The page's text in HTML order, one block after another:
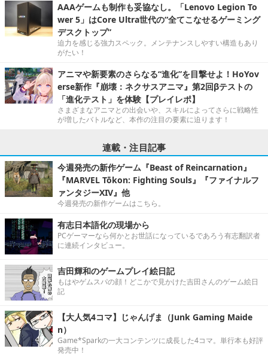
AAAゲームも制作も妥協なし。「Lenovo Legion To
wer 5」はCore Ultra世代の“全てこなせるゲーミング
デスクトップ”
迫力を感じる強力スペック。メンテナンスしやすい構造もあり
がたい！
アニマや新要素のさらなる“進化”を目撃せよ！HoYov
erse新作『崩壊：ネクサスアニマ』第2回βテストの
「進化テスト」を体験【プレイレポ】
さまざまなアニマとの出会いや、スキルによってさらに戦略性
が増したバトルなど、本作の注目の要素に迫ります！
連載・注目記事
今週発売の新作ゲーム『Beast of Reincarnation』
『MARVEL Tōkon: Fighting Souls』『ファイナルフ
ァンタジーXIV』他
今週発売の新作ゲームはこちら。
有志日本語化の現場から
PCゲーマーなら何かとお世話になっているであろう有志翻訳者
に連続インタビュー。
吉田輝和のゲームプレイ絵日記
もはやゲムスパの顔！どこかで見かけた吉田さんのゲーム絵日
記
【大人気4コマ】じゃんげま（Junk Gaming Maide
n）
Game*Sparkの一大コンテンツに成長した4コマ。単行本も好評
発売中！